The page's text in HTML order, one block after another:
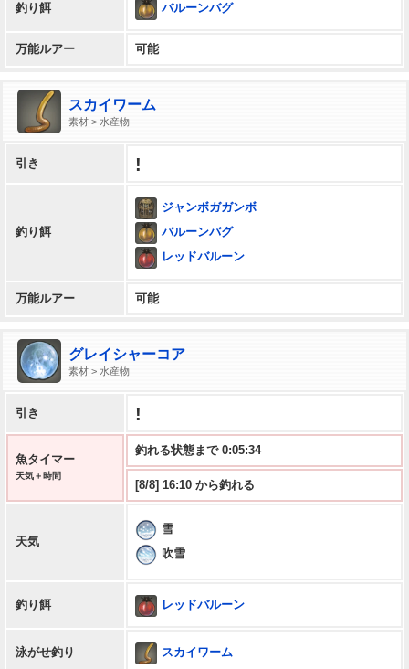
釣り餌 バルーンバグ
万能ルアー 可能
スカイワーム
素材 > 水産物
引き !
釣り餌
ジャンボガガンボ
バルーンバグ
レッドバルーン
万能ルアー 可能
グレイシャーコア
素材 > 水産物
引き !
魚タイマー
天気＋時間
釣れる状態まで 0:05:33
[8/8] 16:10 から釣れる
天気
雪
吹雪
釣り餌 レッドバルーン
泳がせ釣り スカイワーム